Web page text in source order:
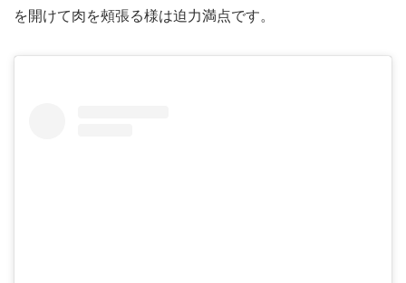
を開けて肉を頰張る様は迫力満点です。